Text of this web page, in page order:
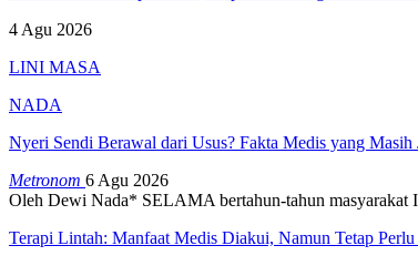
4 Agu 2026
LINI MASA
NADA
Nyeri Sendi Berawal dari Usus? Fakta Medis yang Masih
Metronom 6 Agu 2026
Oleh Dewi Nada* SELAMA bertahun-tahun masyarakat
Terapi Lintah: Manfaat Medis Diakui, Namun Tetap